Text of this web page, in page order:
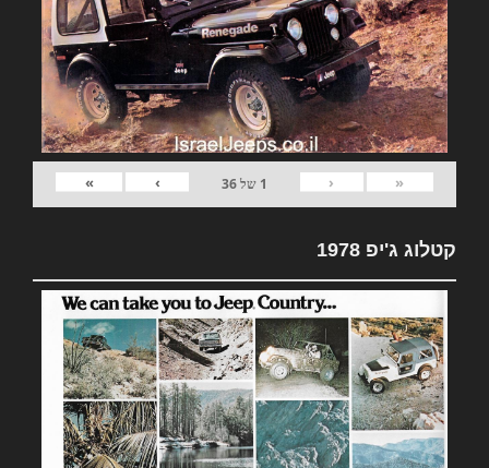
«
‹
1 של36
›
»
קטלוג ג'יפ 1978